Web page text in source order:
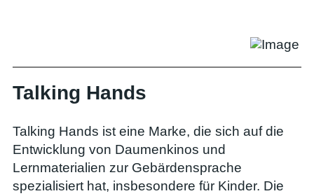
Talking Hands
Talking Hands ist eine Marke, die sich auf die
Entwicklung von Daumenkinos und
Lernmaterialien zur Gebärdensprache
spezialisiert hat, insbesondere für Kinder. Die